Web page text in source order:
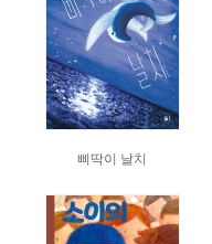
삐딱이 날치